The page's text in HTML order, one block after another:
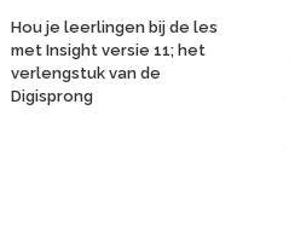
Hou je leerlingen bij de les
met Insight versie 11; het
verlengstuk van de
Digisprong